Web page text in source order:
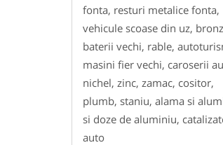
fonta, resturi metalice fonta,
vehicule scoase din uz,
baterii vechi, rable,
masini fier vechi, caroserii
nichel, zinc, zamac, cositor,
plumb, staniu, alama si
si doze de aluminiu,
auto